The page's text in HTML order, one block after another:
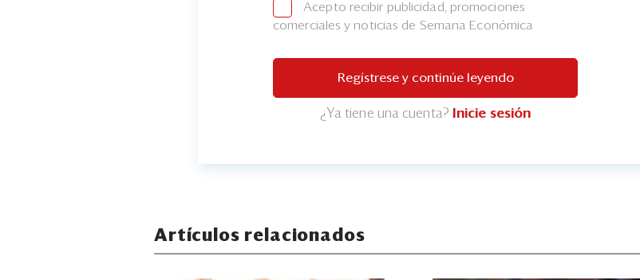
Acepto recibir publicidad, promociones
comerciales y noticias de Semana Económica
Regístrese y continúe leyendo
¿Ya tiene una cuenta? Inicie sesión
Artículos relacionados